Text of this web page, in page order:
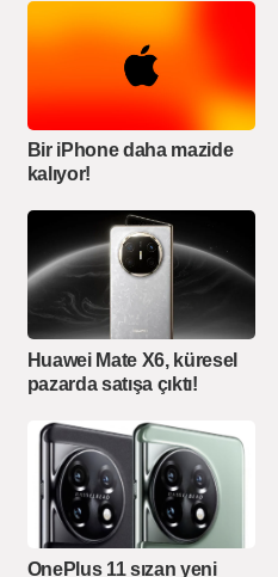
Bir iPhone daha mazide
kalıyor!
Huawei Mate X6, küresel
pazarda satışa çıktı!
OnePlus 11 sızan yeni